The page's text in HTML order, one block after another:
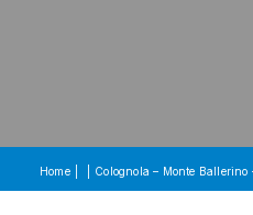
Home Colognola – Monte Ballerino